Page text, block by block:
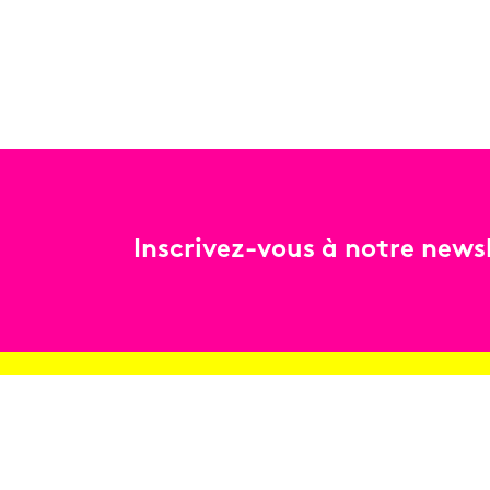
Inscrivez-vous à notre